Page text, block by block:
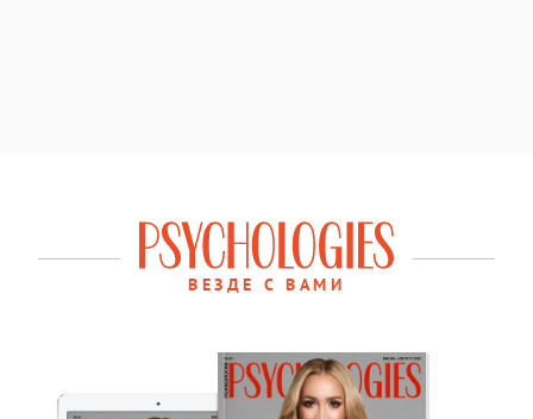
ВЕЗДЕ С ВАМИ